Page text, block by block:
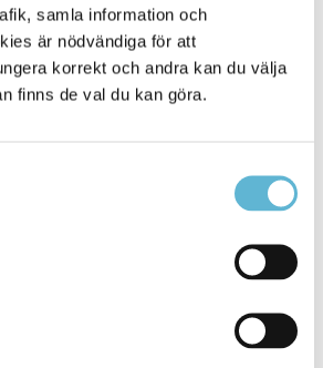
samla information och
är nödvändiga för att
korrekt och andra kan du välja
finns de val du kan göra.